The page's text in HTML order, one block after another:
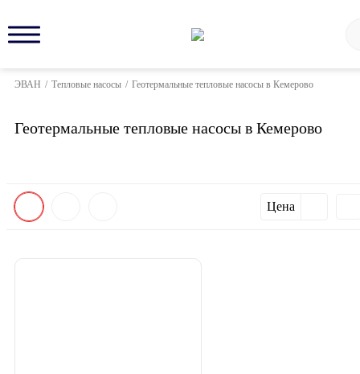
ЭВАН / Тепловые насосы / Геотермальные тепловые насосы в Кемерово
Геотермальные тепловые насосы в Кемерово
Цена